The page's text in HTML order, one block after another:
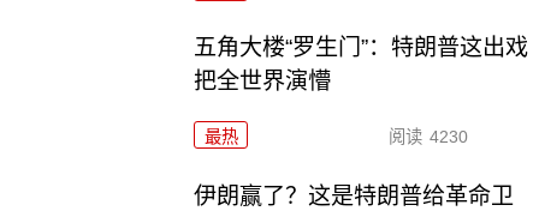
五角大楼“罗生门”：特朗普这出戏
把全世界演懵
最热 阅读 4230
伊朗赢了？这是特朗普给革命卫